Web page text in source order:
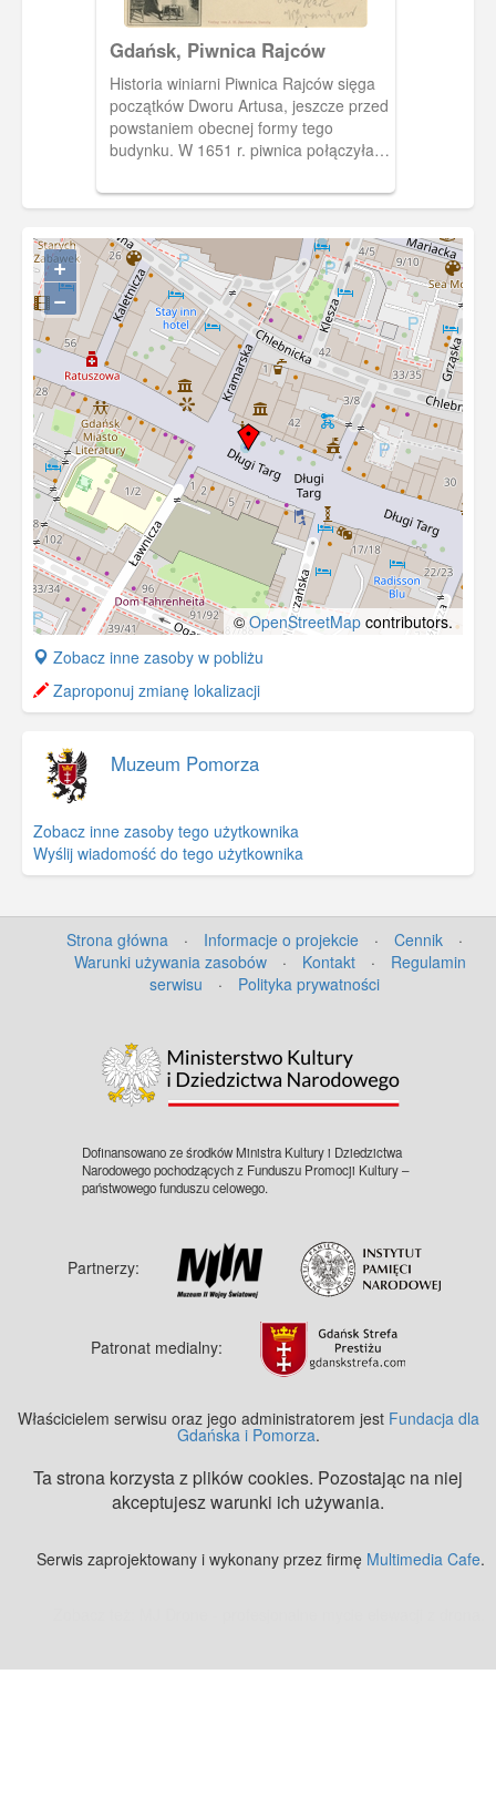
Gdańsk, Piwnica Rajców
Historia winiarni Piwnica Rajców sięga
początków Dworu Artusa, jeszcze przed
powstaniem obecnej formy tego
budynku. W 1651 r. piwnica połączyła
Dworu Artusa.
+
−
© OpenStreetMap contributors.
+
−
Zobacz inne zasoby w pobliżu
Zaproponuj zmianę lokalizacji
Muzeum Pomorza
Zobacz inne zasoby tego użytkownika
Wyślij wiadomość do tego użytkownika
Strona główna · Informacje o projekcie · Cennik
·
Warunki używania zasobów
· Kontakt ·
Regulamin
serwisu
· Polityka prywatności
Dofinansowano ze środków Ministra Kultury i Dziedzictwa
Narodowego pochodzących z Funduszu Promocji Kultury –
państwowego funduszu celowego.
Partnerzy:
Patronat medialny:
Właścicielem serwisu oraz jego administratorem jest Fundacja dla
Gdańska i Pomorza.
Ta strona korzysta z plików cookies. Pozostając na niej
akceptujesz warunki ich używania.
Serwis zaprojektowany i wykonany przez firmę Multimedia Cafe.